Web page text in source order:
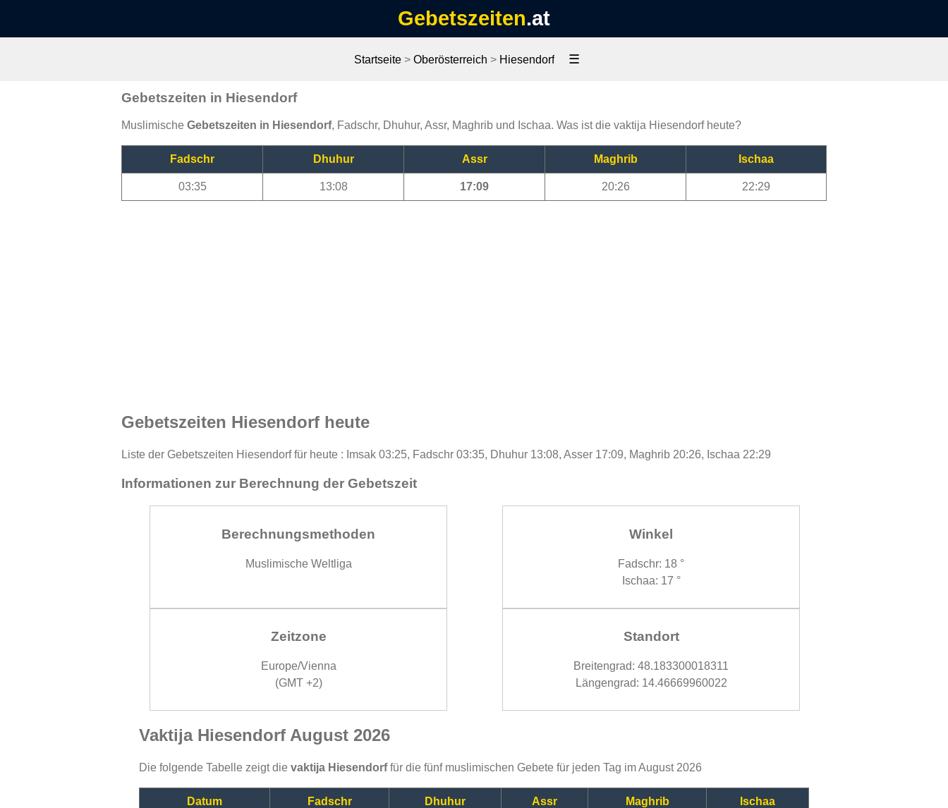
Gebetszeiten.at
Startseite > Oberösterreich > Hiesendorf ☰
Gebetszeiten in Hiesendorf
Muslimische Gebetszeiten in Hiesendorf, Fadschr, Dhuhur, Assr, Maghrib und Ischaa. Was ist die vaktija Hiesendorf heute?
Fadschr Dhuhur Assr Maghrib Ischaa
03:35 13:08 17:09 20:26 22:29
Gebetszeiten Hiesendorf heute
Liste der Gebetszeiten Hiesendorf für heute : Imsak 03:25, Fadschr 03:35, Dhuhur 13:08, Asser 17:09, Maghrib 20:26, Ischaa 22:29
Informationen zur Berechnung der Gebetszeit
Berechnungsmethoden
Muslimische Weltliga
Winkel
Fadschr: 18 °
Ischaa: 17 °
Zeitzone
Europe/Vienna
(GMT +2)
Standort
Breitengrad: 48.183300018311
Längengrad: 14.46669960022
Vaktija Hiesendorf August 2026
Die folgende Tabelle zeigt die vaktija Hiesendorffür die fünf muslimischen Gebete für jeden Tag im August 2026
Datum Fadschr Dhuhur Assr Maghrib Ischaa